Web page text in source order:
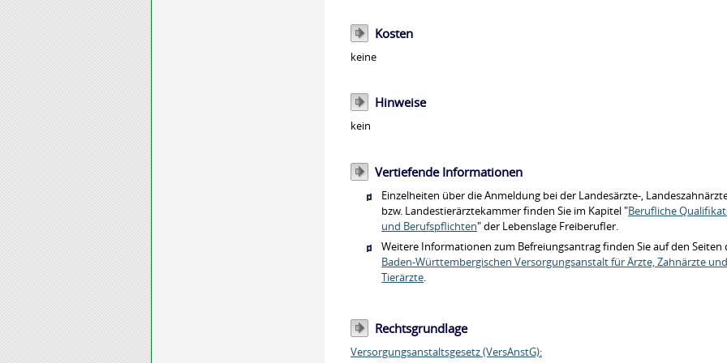
Kosten
keine
Hinweise
kein
Vertiefende Informationen
Einzelheiten über die Anmeldung bei der Landesärzte-,
bzw. Landestierärztekammer finden Sie im Kapitel "Berufliche
und Berufspflichten" der Lebenslage Freiberufler.
Weitere Informationen zum Befreiungsantrag finden Sie auf den Seiten
Baden-Württembergischen Versorgungsanstalt für Ärzte, Zahnärzte und
Tierärzte.
Rechtsgrundlage
Versorgungsanstaltsgesetz (VersAnstG):